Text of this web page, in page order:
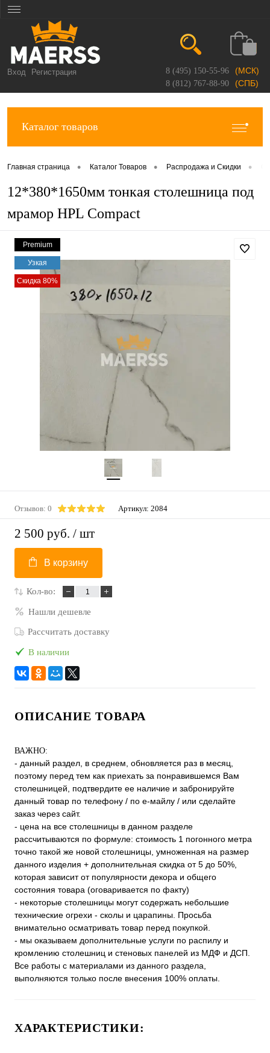
Вход Регистрация 8 (495) 150-55-96 (МСК)
8 (812) 767-88-90 (СПБ)
Каталог товаров
Главная страница • Каталог Товаров • Распродажа и Скидки •
12*380*1650мм тонкая столешница под
мрамор HPL Compact
Premium
Узкая
Скидка 80%
Отзывов: 0 Артикул: 2084
2 500 руб. / шт
В корзину
Кол-во:
Нашли дешевле
Рассчитать доставку
В наличии
ОПИСАНИЕ ТОВАРА
ВАЖНО:
- данный раздел, в среднем, обновляется раз в месяц,
поэтому перед тем как приехать за понравившемся Вам
столешницей, подтвердите ее наличие и забронируйте
данный товар по телефону / по е-майлу / или сделайте
заказ через сайт.
- цена на все столешницы в данном разделе
рассчитываются по формуле: стоимость 1 погонного метра
точно такой же новой столешницы, умноженная на размер
данного изделия + дополнительная скидка от 5 до 50%,
которая зависит от популярности декора и общего
состояния товара (оговаривается по факту)
- некоторые столешницы могут содержать небольшие
технические огрехи - сколы и царапины. Просьба
внимательно осматривать товар перед покупкой.
- мы оказываем дополнительные услуги по распилу и
кромлению столешниц и стеновых панелей из МДФ и ДСП.
Все работы с материалами из данного раздела,
выполняются только после внесения 100% оплаты.
ХАРАКТЕРИСТИКИ: